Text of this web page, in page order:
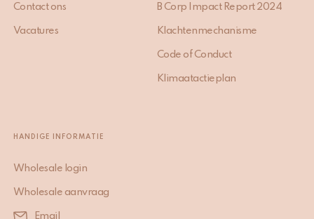
Contact ons
Vacatures
B Corp Impact Report 2024
Klachtenmechanisme
Code of Conduct
Klimaatactieplan
HANDIGE INFORMATIE
Wholesale login
Wholesale aanvraag
Email